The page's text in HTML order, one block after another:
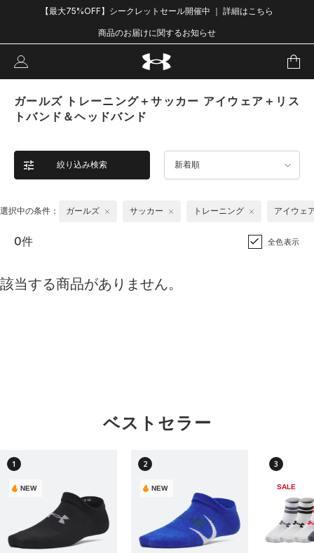
【最大75%OFF】シークレットセール開催中 ｜ 詳細はこちら
商品のお届けに関するお知らせ
ガールズ トレーニング＋サッカー アイウェア＋リス
トバンド＆ヘッドバンド
絞り込み検索 新着順
選択中の条件： ガールズ サッカー トレーニング アイウェ
0件 全色表示
該当する商品がありません。
ベストセラー
1
NEW
2
NEW
3
SALE